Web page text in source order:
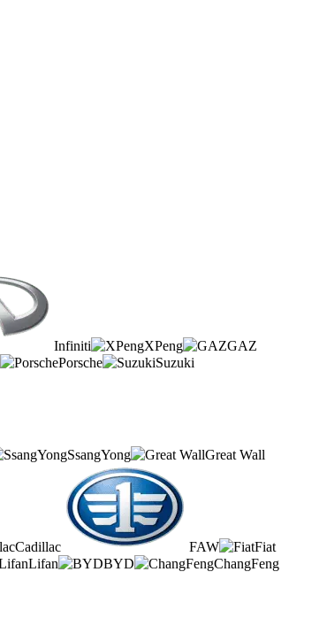
Infiniti XPeng
GAZ
Porsche Suzuki
SsangYong Great Wall
Cadillac FAW
Fiat
Lifan BYD ChangFeng